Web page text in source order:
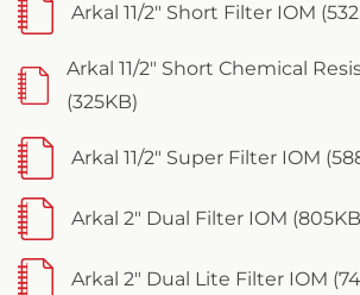
Arkal 11/2" Short Filter IOM
Arkal 11/2" Short Chemical
(325KB)
Arkal 11/2" Super Filter IOM
Arkal 2" Dual Filter IOM
Arkal 2" Dual Lite Filter IOM